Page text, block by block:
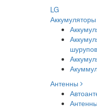
LG
Аккумуляторы
Антенны